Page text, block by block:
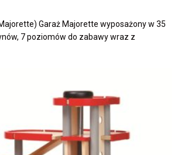
Garaż Majorette wyposażony w 35
7 poziomów do zabawy wraz z